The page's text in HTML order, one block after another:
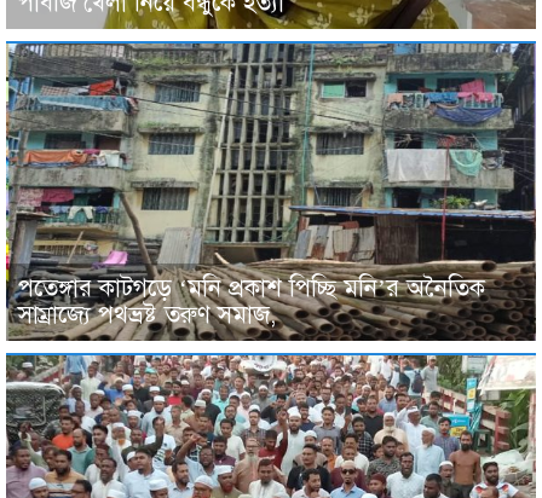
পতেঙ্গার কাটগড়ে ‘মনি প্রকাশ পিচ্ছি মনি’র অনৈতিক
সাম্রাজ্যে পথভ্রষ্ট তরুণ সমাজ,